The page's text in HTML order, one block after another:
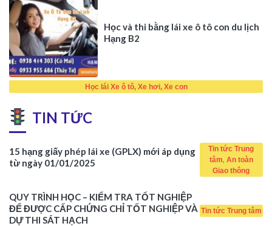
Học và thi bằng lái xe ô tô con du lịch
Hạng B2
Học lái Xe ô tô, Xe hơi, Xe con
TIN TỨC
15 hạng giấy phép lái xe (GPLX) mới áp dụng
từ ngày 01/01/2025
Tin tức Trung
tâm, An toàn
Giao thông
QUY TRÌNH HỌC – KIỂM TRA TỐT NGHIỆP
ĐỂ ĐƯỢC CẤP CHỨNG CHỈ TỐT NGHIỆP VÀ
DỰ THI SÁT HẠCH
Tin tức Trung tâm